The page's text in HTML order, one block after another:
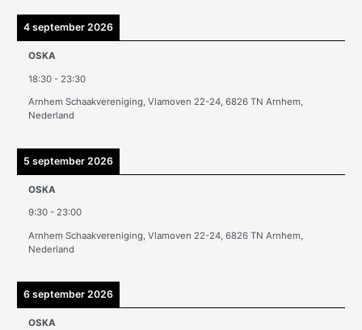
4 september 2026
OSKA
18:30 - 23:30
Arnhem Schaakvereniging, Vlamoven 22-24, 6826 TN Arnhem,
Nederland
5 september 2026
OSKA
9:30 - 23:00
Arnhem Schaakvereniging, Vlamoven 22-24, 6826 TN Arnhem,
Nederland
6 september 2026
OSKA
e